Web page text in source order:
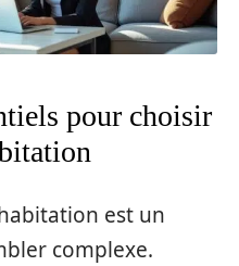
pour choisir
est un
complexe.